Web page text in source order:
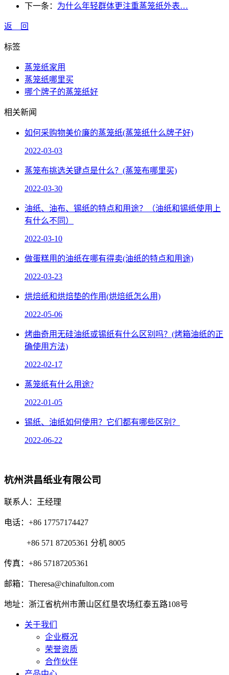
下一条： 为什么年轻群体更注重蒸笼纸外表…
返 回
标签
蒸笼纸家用
蒸笼纸哪里买
哪个牌子的蒸笼纸好
相关新闻
如何采购物美价廉的蒸笼纸(蒸笼纸什么牌子好)
2022-03-03
蒸笼布挑选关键点是什么？(蒸笼布哪里买)
2022-03-30
油纸、油布、锡纸的特点和用途？（油纸和锡纸使用上
有什么不同）
2022-03-10
做蛋糕用的油纸在哪有得卖(油纸的特点和用途)
2022-03-23
烘焙纸和烘焙垫的作用(烘焙纸怎么用)
2022-05-06
烤曲奇用无硅油纸或锡纸有什么区别吗？(烤箱油纸的正
确使用方法)
2022-02-17
蒸笼纸有什么用途?
2022-01-05
锡纸、油纸如何使用？它们都有哪些区别？
2022-06-22
杭州洪昌纸业有限公司
联系人：王经理
电话：+86 17757174427
+86 571 87205361 分机 8005
传真：+86 57187205361
邮箱：Theresa@chinafulton.com
地址：浙江省杭州市萧山区红垦农场红泰五路108号
关于我们
企业概况
荣誉资质
合作伙伴